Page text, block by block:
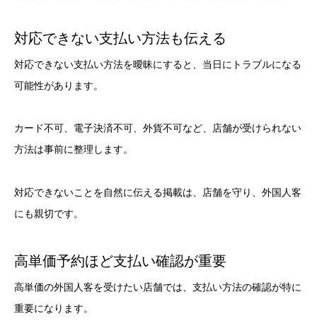
対応できない支払い方法も伝える
対応できない支払い方法を曖昧にすると、当日にトラブルになる
可能性があります。
カード不可、電子決済不可、外貨不可など、店舗が受けられない
方法は事前に整理します。
対応できないことを自然に伝える掲載は、店舗を守り、外国人客
にも親切です。
高単価予約ほど支払い確認が重要
高単価の外国人客を受けたい店舗では、支払い方法の確認が特に
重要になります。